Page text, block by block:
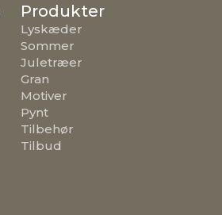
Produkter
Lyskæder
Sommer
Juletræer
Gran
Motiver
Pynt
Tilbehør
Tilbud